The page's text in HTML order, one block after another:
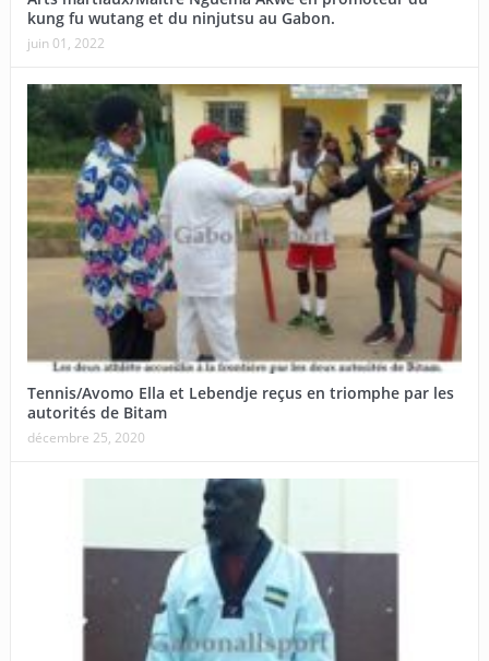
kung fu wutang et du ninjutsu au Gabon.
juin 01, 2022
Tennis/Avomo Ella et Lebendje reçus en triomphe par les
autorités de Bitam
décembre 25, 2020